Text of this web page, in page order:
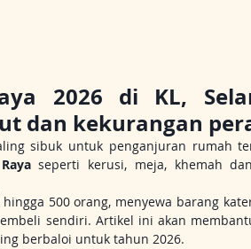
2026 di KL,
dan kekurangan
sibuk untuk penganjuran rumah
seperti kerusi, meja, khemah
500 orang, menyewa barang
sendiri. Artikel ini akan
berbaloi untuk tahun 2026.